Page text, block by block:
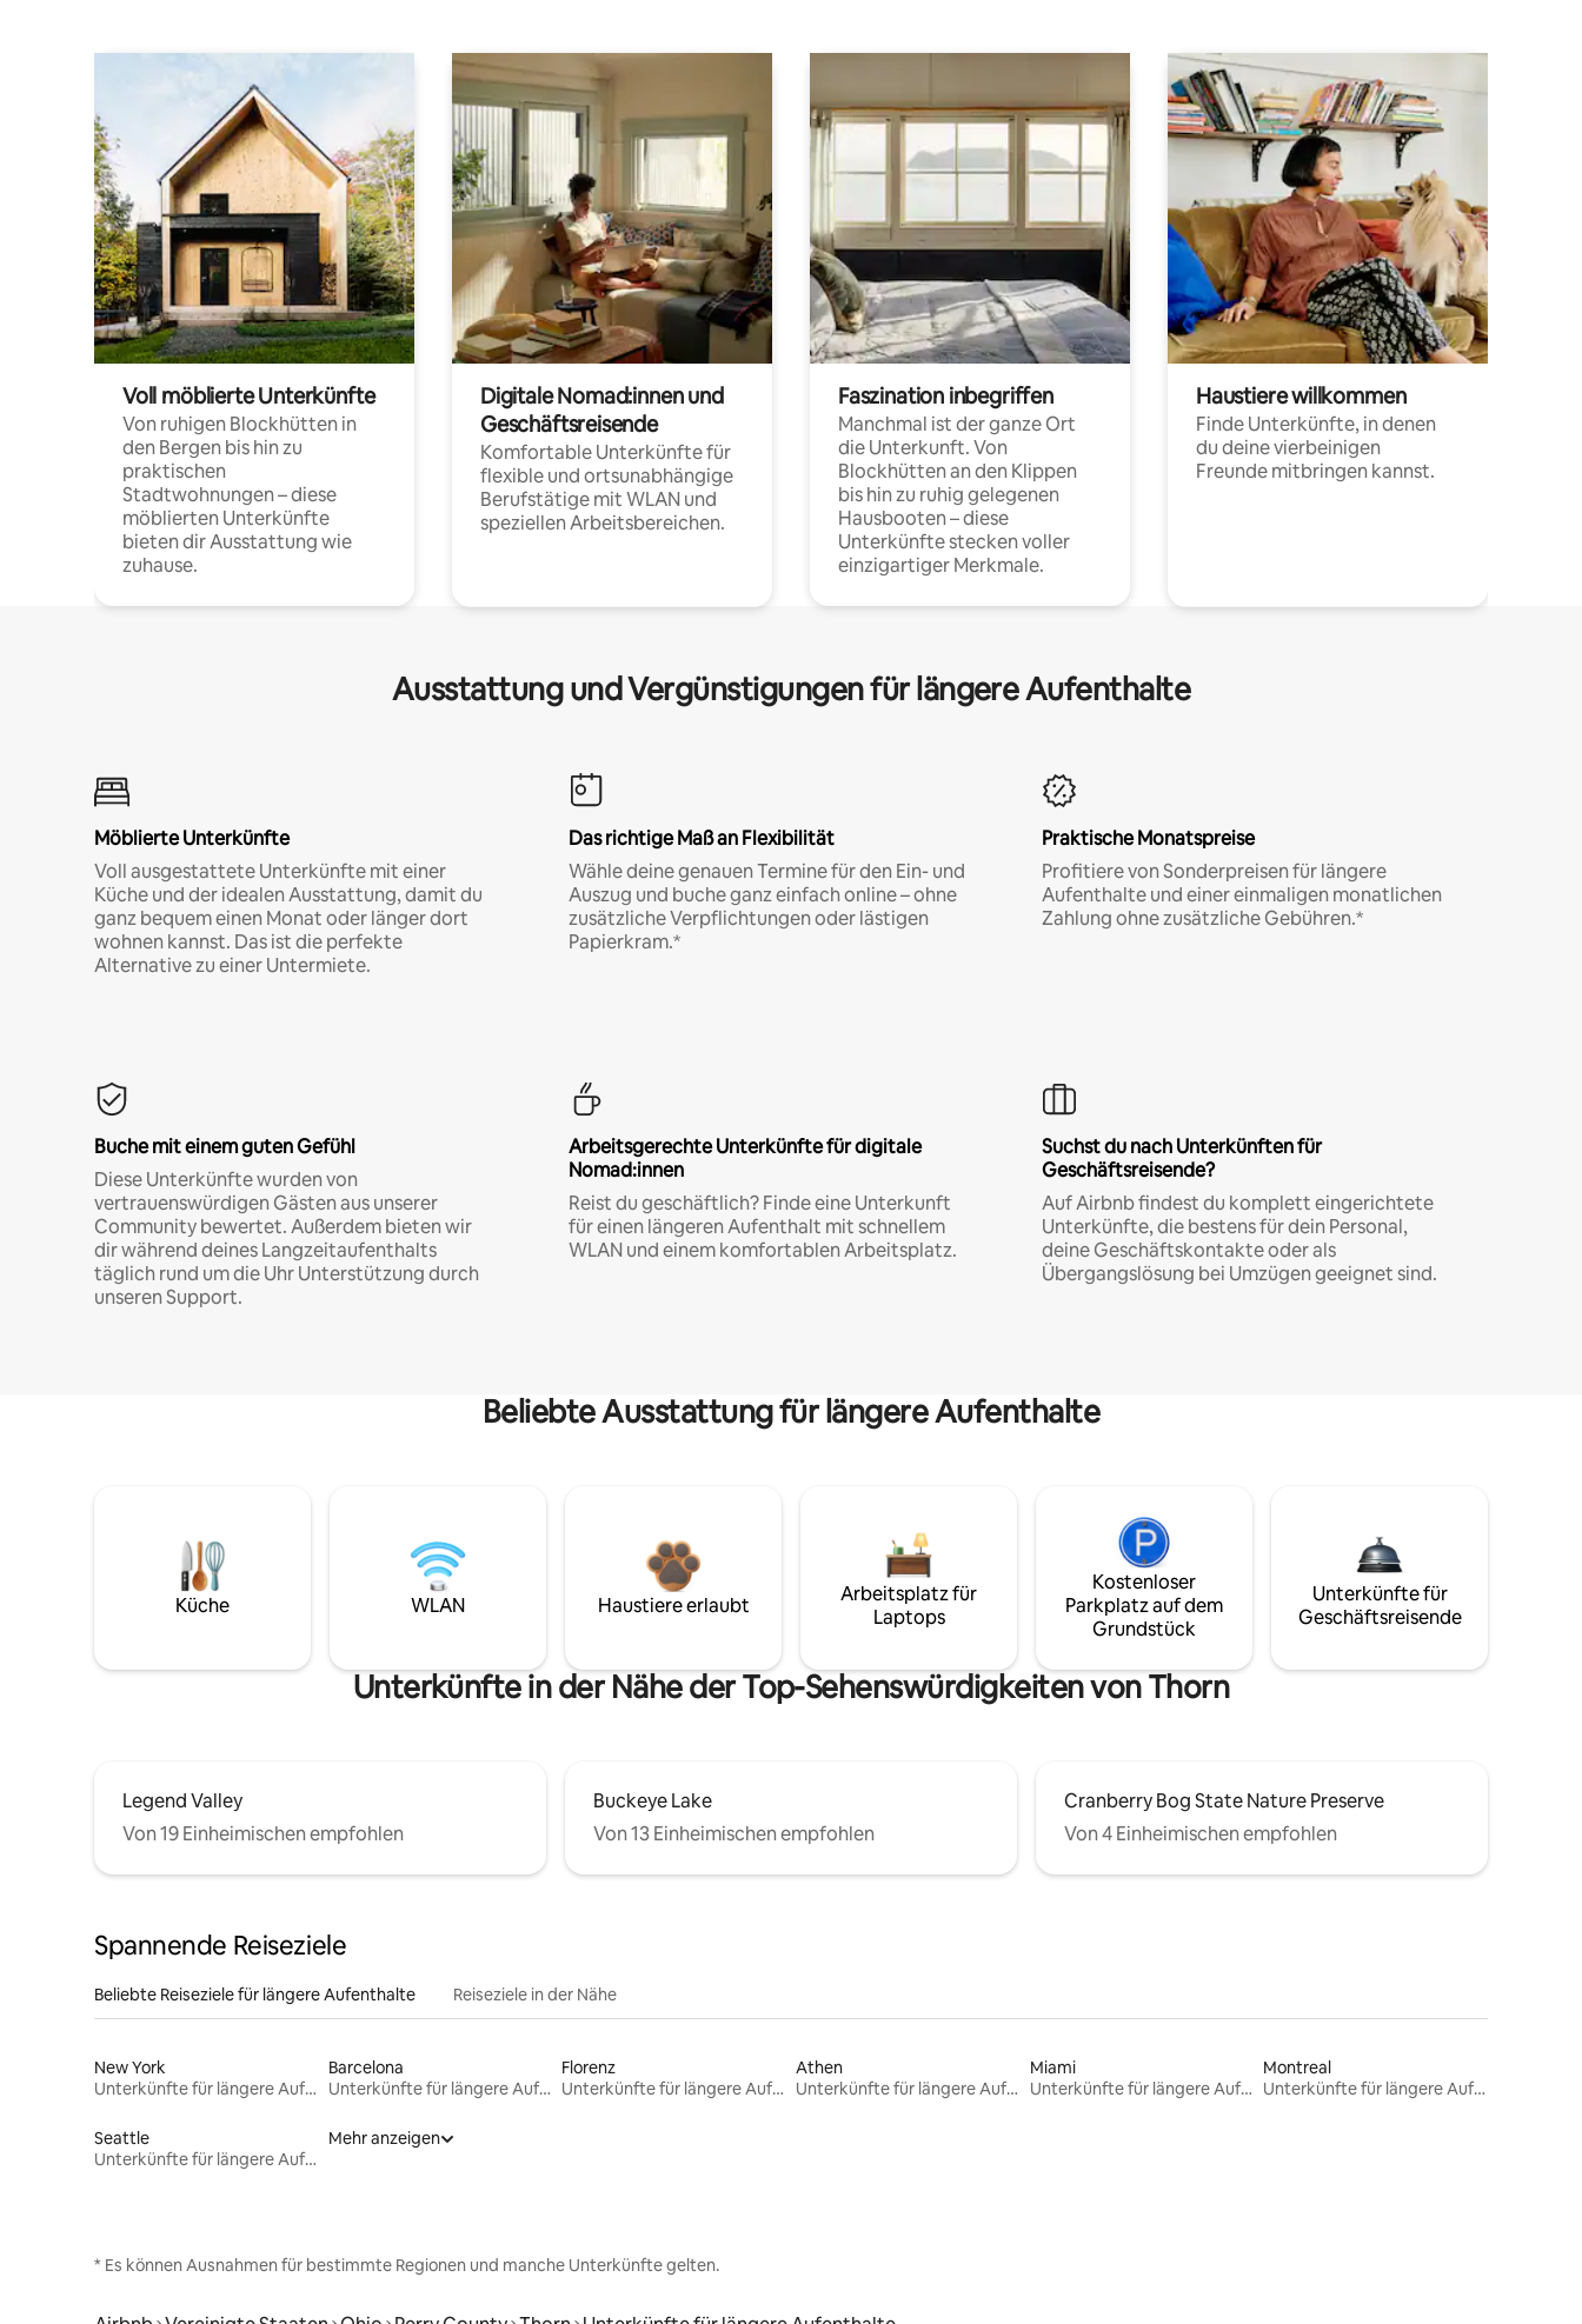
Voll möblierte Unterkünfte
Von ruhigen Blockhütten in
den Bergen bis hin zu
praktischen
Stadtwohnungen – diese
möblierten Unterkünfte
bieten dir Ausstattung wie
zuhause.
Digitale Nomad:innen und
Geschäftsreisende
Komfortable Unterkünfte für
flexible und ortsunabhängige
Berufstätige mit WLAN und
speziellen Arbeitsbereichen.
Faszination inbegriffen
Manchmal ist der ganze Ort
die Unterkunft. Von
Blockhütten an den Klippen
bis hin zu ruhig gelegenen
Hausbooten – diese
Unterkünfte stecken voller
einzigartiger Merkmale.
Haustiere willkommen
Finde Unterkünfte, in denen
du deine vierbeinigen
Freunde mitbringen kannst.
Ausstattung und Vergünstigungen für längere Aufenthalte
Möblierte Unterkünfte
Voll ausgestattete Unterkünfte mit einer
Küche und der idealen Ausstattung, damit du
ganz bequem einen Monat oder länger dort
wohnen kannst. Das ist die perfekte
Alternative zu einer Untermiete.
Das richtige Maß an Flexibilität
Wähle deine genauen Termine für den Ein- und
Auszug und buche ganz einfach online – ohne
zusätzliche Verpflichtungen oder lästigen
Papierkram.*
Praktische Monatspreise
Profitiere von Sonderpreisen für längere
Aufenthalte und einer einmaligen monatlichen
Zahlung ohne zusätzliche Gebühren.*
Buche mit einem guten Gefühl
Diese Unterkünfte wurden von
vertrauenswürdigen Gästen aus unserer
Community bewertet. Außerdem bieten wir
dir während deines Langzeitaufenthalts
täglich rund um die Uhr Unterstützung durch
unseren Support.
Arbeitsgerechte Unterkünfte für digitale
Nomad:innen
Reist du geschäftlich? Finde eine Unterkunft
für einen längeren Aufenthalt mit schnellem
WLAN und einem komfortablen Arbeitsplatz.
Suchst du nach Unterkünften für
Geschäftsreisende?
Auf Airbnb findest du komplett eingerichtete
Unterkünfte, die bestens für dein Personal,
deine Geschäftskontakte oder als
Übergangslösung bei Umzügen geeignet sind.
Beliebte Ausstattung für längere Aufenthalte
Küche WLAN Haustiere erlaubt
Arbeitsplatz für
Laptops
Kostenloser
Parkplatz auf dem
Grundstück
Unterkünfte für
Geschäftsreisende
Unterkünfte in der Nähe der Top-Sehenswürdigkeiten von Thorn
Legend Valley
Von 19 Einheimischen empfohlen
Buckeye Lake
Von 13 Einheimischen empfohlen
Cranberry Bog State Nature Preserve
Von 4 Einheimischen empfohlen
Spannende Reiseziele
Beliebte Reiseziele für längere Aufenthalte Reiseziele in der Nähe
New York
Unterkünfte für längere Aufenthalte
Barcelona
Unterkünfte für längere Aufenthalte
Florenz
Unterkünfte für längere Aufenthalte
Athen
Unterkünfte für längere Aufenthalte
Miami
Unterkünfte für längere Aufenthalte
Montreal
Unterkünfte für längere Aufenthalte
Seattle
Unterkünfte für längere Aufenthalte
Mehr anzeigen
* Es können Ausnahmen für bestimmte Regionen und manche Unterkünfte gelten.